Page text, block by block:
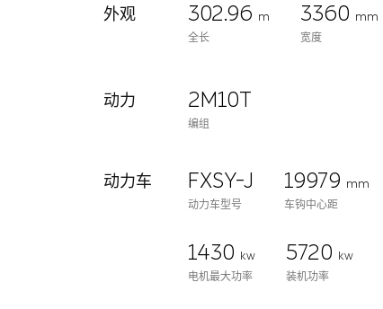
外观 302.96 m
全长
3360 mm
宽度
动力 2M10T
编组
动力车 FXSY-J
动力车型号
19979 mm
车钩中心距
1430
kw
电机最大功率
5720
kw
装机功率